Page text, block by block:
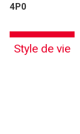
4P0
Style de vie